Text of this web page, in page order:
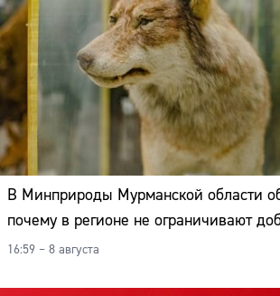
В Минприроды Мурманской области
почему в регионе не ограничивают
16:59 – 8 августа